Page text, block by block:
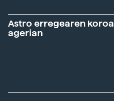
Astro erregearen koroa
agerian